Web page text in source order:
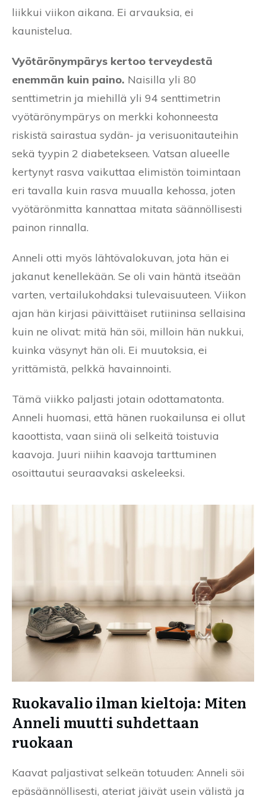
liikkui viikon aikana. Ei arvauksia, ei
kaunistelua.
Vyötärönympärys kertoo terveydestä
enemmän kuin paino. Naisilla yli 80
senttimetrin ja miehillä yli 94 senttimetrin
vyötärönympärys on merkki kohonneesta
riskistä sairastua sydän- ja verisuonitauteihin
sekä tyypin 2 diabetekseen. Vatsan alueelle
kertynyt rasva vaikuttaa elimistön toimintaan
eri tavalla kuin rasva muualla kehossa, joten
vyötärönmitta kannattaa mitata säännöllisesti
painon rinnalla.
Anneli otti myös lähtövalokuvan, jota hän ei
jakanut kenellekään. Se oli vain häntä itseään
varten, vertailukohdaksi tulevaisuuteen. Viikon
ajan hän kirjasi päivittäiset rutiininsa sellaisina
kuin ne olivat: mitä hän söi, milloin hän nukkui,
kuinka väsynyt hän oli. Ei muutoksia, ei
yrittämistä, pelkkä havainnointi.
Tämä viikko paljasti jotain odottamatonta.
Anneli huomasi, että hänen ruokailunsa ei ollut
kaoottista, vaan siinä oli selkeitä toistuvia
kaavoja. Juuri niihin kaavoja tarttuminen
osoittautui seuraavaksi askeleeksi.
Ruokavalio ilman kieltoja: Miten
Anneli muutti suhdettaan
ruokaan
Kaavat paljastivat selkeän totuuden: Anneli söi
epäsäännöllisesti, ateriat jäivät usein välistä ja